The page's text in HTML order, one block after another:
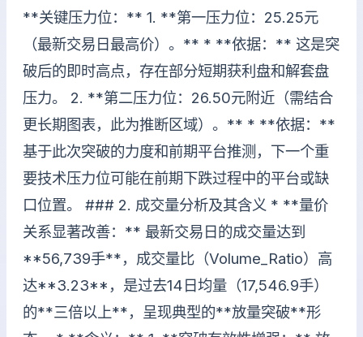
**关键压力位：** 1. **第一压力位：25.25元
（最新交易日最高价）。** * **依据：** 这是突
破后的即时高点，存在部分短期获利盘和解套盘
压力。 2. **第二压力位：26.50元附近（需结合
更长期图表，此为推断区域）。** * **依据：**
基于此次突破的力度和前期平台推测，下一个重
要技术压力位可能在前期下跌过程中的平台或缺
口位置。 ### 2. 成交量分析及其含义 * **量价
关系显著改善：** 最新交易日的成交量达到
**56,739手**，成交量比（Volume_Ratio）高
达**3.23**，是过去14日均量（17,546.9手）
的**三倍以上**，呈现典型的**放量突破**形